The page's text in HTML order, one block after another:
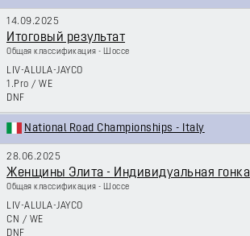
14.09.2025
Итоговый результат
Общая классификация - Шоссе
LIV-ALULA-JAYCO
1.Pro / WE
DNF
National Road Championships - Italy
28.06.2025
Женщины Элита - Индивидуальная гонка
Общая классификация - Шоссе
LIV-ALULA-JAYCO
CN / WE
DNF